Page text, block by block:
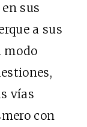
sus
a sus
modo
vías
con